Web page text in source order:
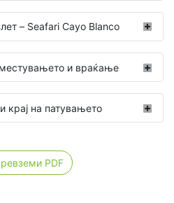
– Seafari Cayo Blanco
и враќање
крај на патувањето
PDF